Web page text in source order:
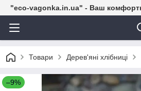
"eco-vagonka.in.ua" - Ваш
Товари Дерев'яні хлібниці
–9%